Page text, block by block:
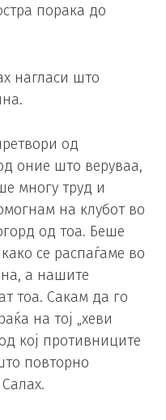
порака до
нагласи што
од
оние што веруваа,
многу труд и
на клубот во
од тоа. Беше
се распаѓаме во
а нашите
тоа. Сакам да го
на тој „хеви
кој противниците
повторно